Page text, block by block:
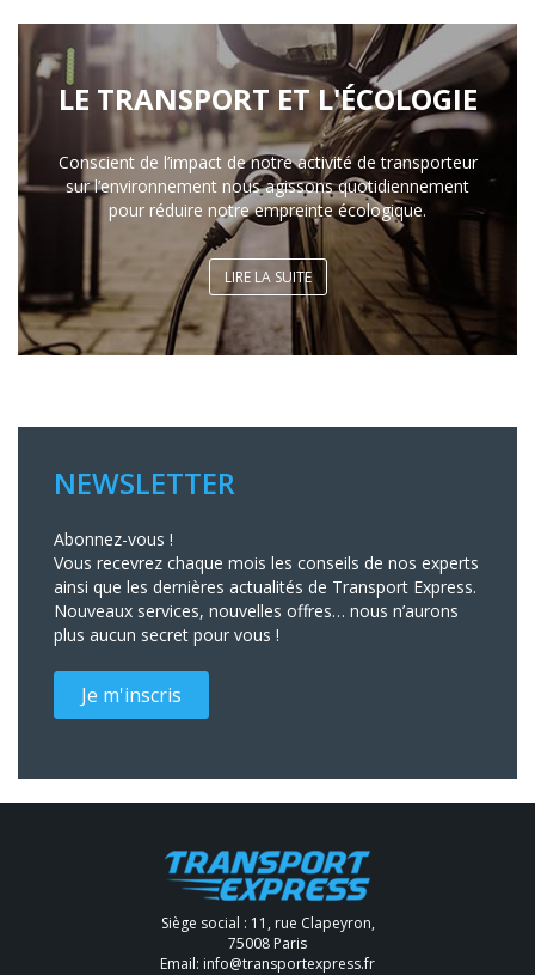
LE TRANSPORT ET L'ÉCOLOGIE
Conscient de l’impact de notre activité de transporteur
sur l’environnement nous agissons quotidiennement
pour réduire notre empreinte écologique.
LIRE LA SUITE
NEWSLETTER
Abonnez-vous !
Vous recevrez chaque mois les conseils de nos experts
ainsi que les dernières actualités de Transport Express.
Nouveaux services, nouvelles offres… nous n’aurons
plus aucun secret pour vous !
Je m'inscris
Siège social : 11, rue Clapeyron,
75008 Paris
Email: info@transportexpress.fr